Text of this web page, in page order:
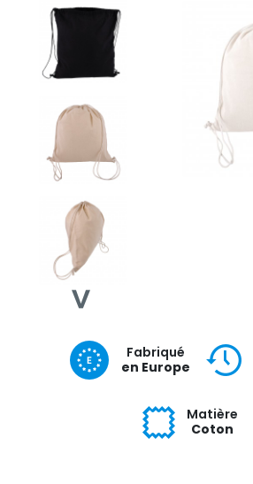
Fabriqué
en Europe
Matière
Coton